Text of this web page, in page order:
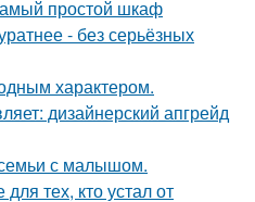
простой шкаф
- без серьёзных
характером.
дизайнерский апгрейд
с малышом.
тех, кто устал от